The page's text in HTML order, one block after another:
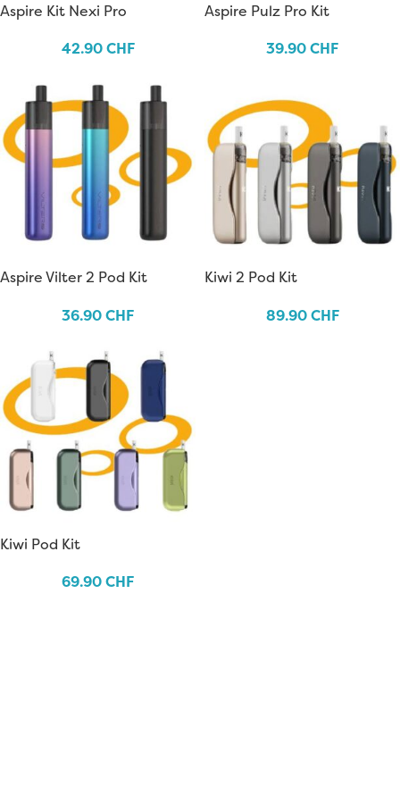
Aspire Kit Nexi Pro
42.90CHF
Aspire Pulz Pro Kit
39.90CHF
Aspire Vilter 2 Pod Kit
36.90CHF
Kiwi 2 Pod Kit
89.90CHF
Kiwi Pod Kit
69.90CHF